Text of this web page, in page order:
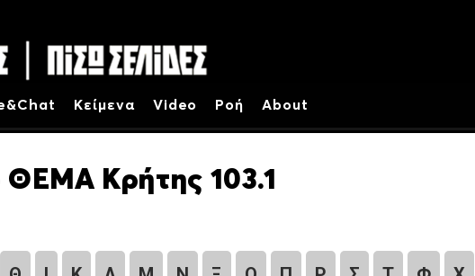
Κείμενα Video Ροή About
ΘΕΜΑ Κρήτης 103.1